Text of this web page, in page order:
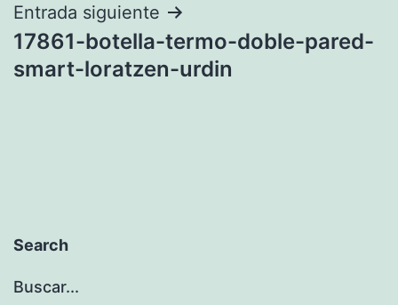
Entrada siguiente
17861-botella-termo-doble-pared-
smart-loratzen-urdin
Search
Buscar...